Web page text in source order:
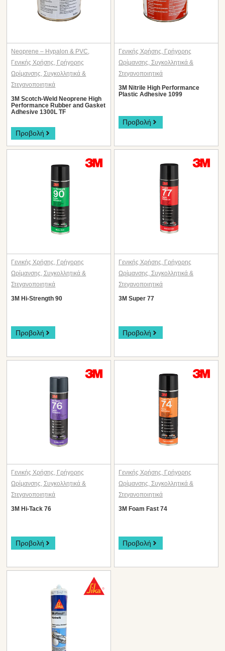
Neoprene – Hypalon & PVC,
Γενικής Χρήσης, Γρήγορης
Ωρίμανσης,Συγκολλητικά &
Στεγανοποιητικά
3M Scotch-Weld Neoprene High
Performance Rubber and Gasket
Adhesive 1300L TF
Προβολή
Γενικής Χρήσης, Γρήγορης
Ωρίμανσης, Συγκολλητικά &
Στεγανοποιητικά
3M Nitrile High Performance
Plastic Adhesive 1099
Προβολή
Γενικής Χρήσης Γρήγορης
Ωρίμανσης ,Συγκολλητικά &
Στεγανοποιητικά
3M Hi-Strength 90
Προβολή
Γενικής Χρήσης Γρήγορης
Ωρίμανσης Συγκολλητικά &
Στεγανοποιητικά
3M Super 77
Προβολή
Γενικής Χρήσης, Γρήγορης
Ωρίμανσης,Συγκολλητικά &
Στεγανοποιητικά
3M Hi-Tack 76
Προβολή
Γενικής Χρήσης, Γρήγορης
Ωρίμανσης, Συγκολλητικά &
Στεγανοποιητικά
3M Foam Fast 74
Προβολή